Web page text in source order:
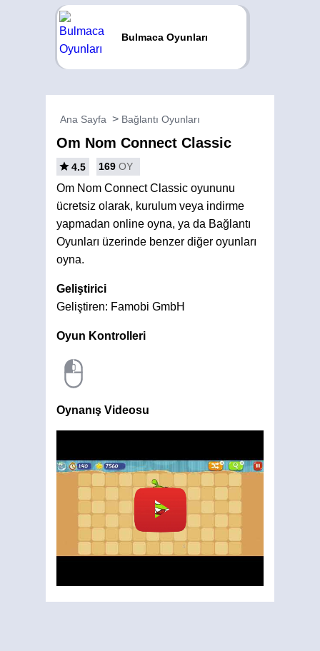
Bulmaca Oyunları
Ana Sayfa Bağlantı Oyunları
Om Nom Connect Classic
4.5 169 OY
Om Nom Connect Classic oyununu
ücretsiz olarak, kurulum veya indirme
yapmadan online oyna, ya da Bağlantı
Oyunları üzerinde benzer diğer oyunları
oyna.
Geliştirici
Geliştiren: Famobi GmbH
Oyun Kontrolleri
Oynanış Videosu